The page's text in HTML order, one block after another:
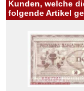
Kunden, welche
folgende Artikel